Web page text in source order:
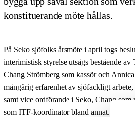
konstituerande möte hållas.
På Seko sjöfolks årsmöte i april togs
interimistisk styrelse utsågs bestående
Chang Strömberg som kassör och
mångårig erfarenhet av sjöfackligt
samt vice ordförande i Seko, Chang
som ITF-koordinator bland annat.